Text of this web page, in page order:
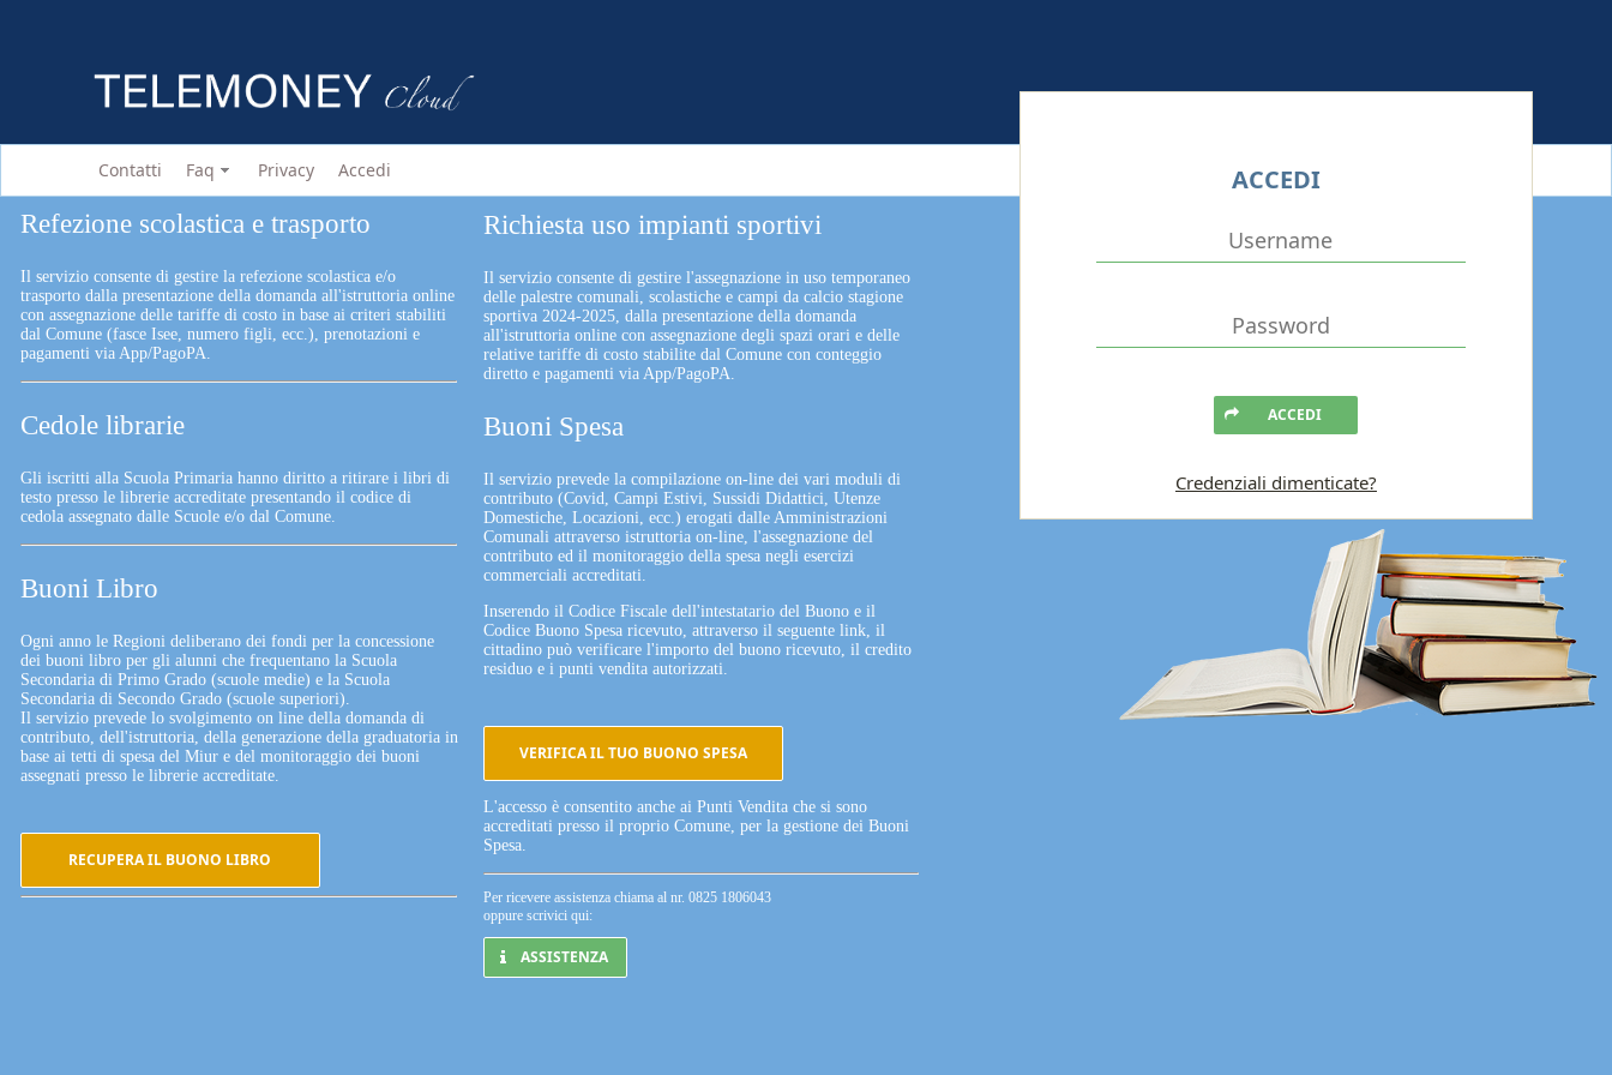
Contatti Faq Privacy Accedi
Refezione scolastica e trasporto
Il servizio consente di gestire la refezione scolastica e/o
trasporto dalla presentazione della domanda all'istruttoria online
con assegnazione delle tariffe di costo in base ai criteri stabiliti
dal Comune (fasce Isee, numero figli, ecc.), prenotazioni e
pagamenti via App/PagoPA.
Cedole librarie
Gli iscritti alla Scuola Primaria hanno diritto a ritirare i libri di
testo presso le librerie accreditate presentando il codice di
cedola assegnato dalle Scuole e/o dal Comune.
Buoni Libro
Ogni anno le Regioni deliberano dei fondi per la concessione
dei buoni libro per gli alunni che frequentano la Scuola
Secondaria di Primo Grado (scuole medie) e la Scuola
Secondaria di Secondo Grado (scuole superiori).
Il servizio prevede lo svolgimento on line della domanda di
contributo, dell'istruttoria, della generazione della graduatoria in
base ai tetti di spesa del Miur e del monitoraggio dei buoni
assegnati presso le librerie accreditate.
RECUPERA IL BUONO LIBRO
Richiesta uso impianti sportivi
Il servizio consente di gestire l'assegnazione in uso temporaneo
delle palestre comunali, scolastiche e campi da calcio stagione
sportiva 2024-2025, dalla presentazione della domanda
all'istruttoria online con assegnazione degli spazi orari e delle
relative tariffe di costo stabilite dal Comune con conteggio
diretto e pagamenti via App/PagoPA.
Buoni Spesa
Il servizio prevede la compilazione on-line dei vari moduli di
contributo (Covid, Campi Estivi, Sussidi Didattici, Utenze
Domestiche, Locazioni, ecc.) erogati dalle Amministrazioni
Comunali attraverso istruttoria on-line, l'assegnazione del
contributo ed il monitoraggio della spesa negli esercizi
commerciali accreditati.
Inserendo il Codice Fiscale dell'intestatario del Buono e il
Codice Buono Spesa ricevuto, attraverso il seguente link, il
cittadino può verificare l'importo del buono ricevuto, il credito
residuo e i punti vendita autorizzati.
VERIFICA IL TUO BUONO SPESA
L'accesso è consentito anche ai Punti Vendita che si sono
accreditati presso il proprio Comune, per la gestione dei Buoni
Spesa.
Per ricevere assistenza chiama al nr. 0825 1806043
oppure scrivici qui:
ASSISTENZA
ACCEDI
ACCEDI
Credenziali dimenticate?